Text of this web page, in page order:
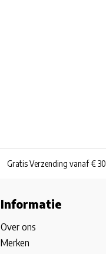
Gratis Verzending vanaf € 30
Informatie
Over ons
Merken